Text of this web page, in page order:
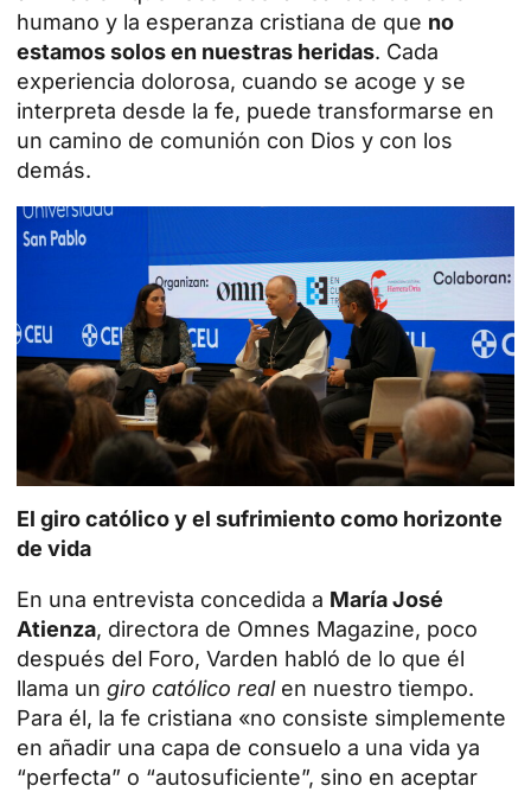
humano y la esperanza cristiana de que no
estamos solos en nuestras heridas. Cada
experiencia dolorosa, cuando se acoge y se
interpreta desde la fe, puede transformarse en
un camino de comunión con Dios y con los
demás.
El giro católico y el sufrimiento como horizonte
de vida
En una entrevista concedida a María José
Atienza, directora de Omnes Magazine, poco
después del Foro, Varden habló de lo que él
llama un giro católico realen nuestro tiempo.
Para él, la fe cristiana «no consiste simplemente
en añadir una capa de consuelo a una vida ya
“perfecta” o “autosuficiente”, sino en aceptar